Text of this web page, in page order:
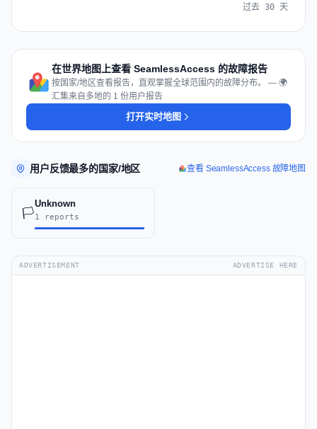
过去 30 天
在世界地图上查看 SeamlessAccess 的故障报告
按国家/地区查看报告，直观掌握全球范围内的故障分布。 — 🌍
汇集来自多地的 1 份用户报告
打开实时地图
用户反馈最多的国家/地区 查看 SeamlessAccess 故障地图
🏳️
Unknown
1 reports
ADVERTISEMENT ADVERTISE HERE